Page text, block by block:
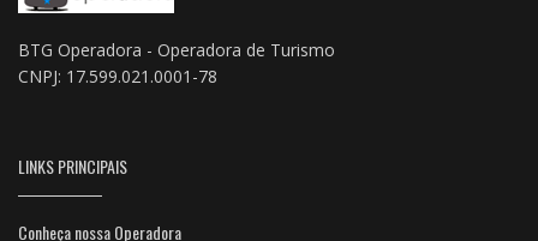
BTG Operadora - Operadora de Turismo
CNPJ: 17.599.021.0001-78
LINKS PRINCIPAIS
Conheça nossa Operadora